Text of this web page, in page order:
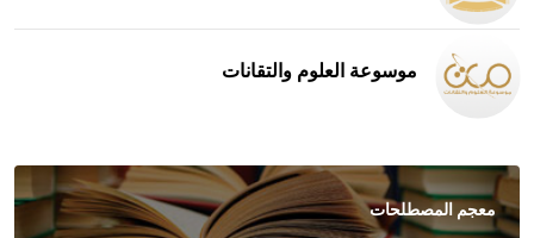
موسوعة العلوم والتقانات
معجم المصطلحات